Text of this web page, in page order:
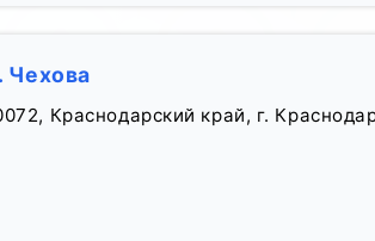
Чехова
Краснодарский край, г.